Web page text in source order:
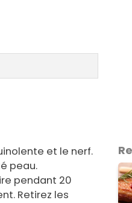
et le nerf.
peau.
pendant 20
Retirez les